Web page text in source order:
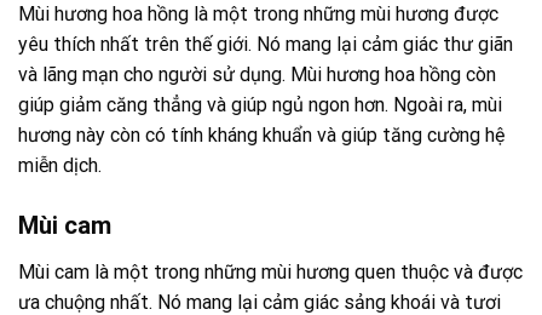
Mùi hương hoa hồng là một trong những mùi hương được
yêu thích nhất trên thế giới. Nó mang lại cảm giác thư giãn
và lãng mạn cho người sử dụng. Mùi hương hoa hồng còn
giúp giảm căng thẳng và giúp ngủ ngon hơn. Ngoài ra, mùi
hương này còn có tính kháng khuẩn và giúp tăng cường hệ
miễn dịch.
Mùi cam
Mùi cam là một trong những mùi hương quen thuộc và được
ưa chuộng nhất. Nó mang lại cảm giác sảng khoái và tươi